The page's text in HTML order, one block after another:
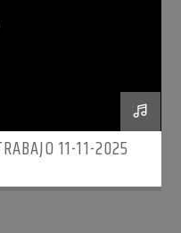
11-11-2025